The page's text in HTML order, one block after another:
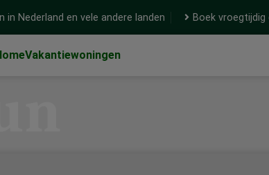
in Nederland en vele andere landen Boek
Vakantiewoningen